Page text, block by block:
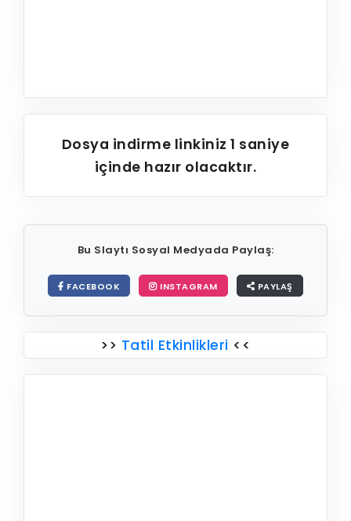
Dosya indirme linkiniz1 saniye
içinde hazır olacaktır.
Bu Slaytı Sosyal Medyada Paylaş:
FACEBOOK INSTAGRAM PAYLAŞ
>> Tatil Etkinlikleri <<